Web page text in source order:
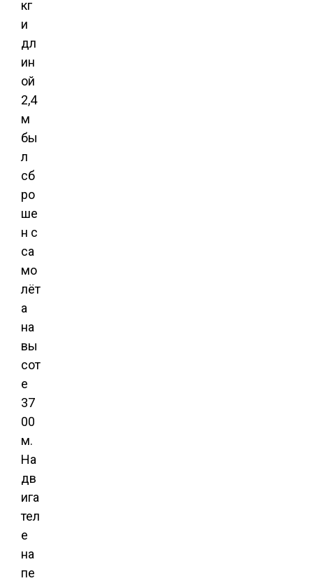
кг
и
дл
ин
ой
2,4
м
бы
л
сб
ро
ше
н с
са
мо
лёт
а
на
вы
сот
е
37
00
м.
На
дв
ига
тел
е
на
пе